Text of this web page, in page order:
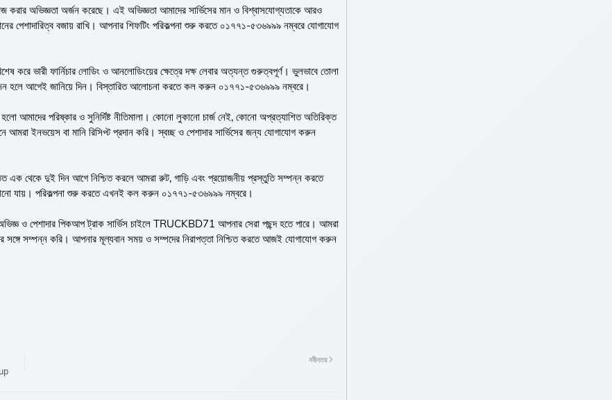
অভিজ্ঞতা অর্জন করেছে। এই অভিজ্ঞতা আমাদের সার্ভিসের মান ও বিশ্বাসযোগ্যতাকে আরও
পেশাদারিত্ব বজায় রাখি। আপনার শিফটিং পরিকল্পনা শুরু করতে ০১৭৭১-৫৩৬৯৯৯ নম্বরে যোগাযোগ
করে ভারী ফার্নিচার লোডিং ও আনলোডিংয়ের ক্ষেত্রে দক্ষ লেবার অত্যন্ত গুরুত্বপূর্ণ। ভুলভাবে তোলা
হলে আগেই জানিয়ে দিন। বিস্তারিত আলোচনা করতে কল করুন ০১৭৭১-৫৩৬৯৯৯ নম্বরে।
আমাদের পরিষ্কার ও সুনির্দিষ্ট নীতিমালা। কোনো লুকানো চার্জ নেই, কোনো অপ্রত্যাশিত অতিরিক্ত
ইনভয়েস বা মানি রিসিপ্ট প্রদান করি। স্বচ্ছ ও পেশাদার সার্ভিসের জন্য যোগাযোগ করুন
এক থেকে দুই দিন আগে নিশ্চিত করলে আমরা রুট, গাড়ি এবং প্রয়োজনীয় প্রস্তুতি সম্পন্ন করতে
যায়। পরিকল্পনা শুরু করতে এখনই কল করুন ০১৭৭১-৫৩৬৯৯৯ নম্বরে।
ও পেশাদার পিকআপ ট্রাক সার্ভিস চাইলে TRUCKBD71 আপনার সেরা পছন্দ হতে পারে। আমরা
সঙ্গে সম্পন্ন করি। আপনার মূল্যবান সময় ও সম্পদের নিরাপত্তা নিশ্চিত করতে আজই যোগাযোগ করুন
নবীনতর